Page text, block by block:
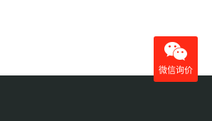
微信询价